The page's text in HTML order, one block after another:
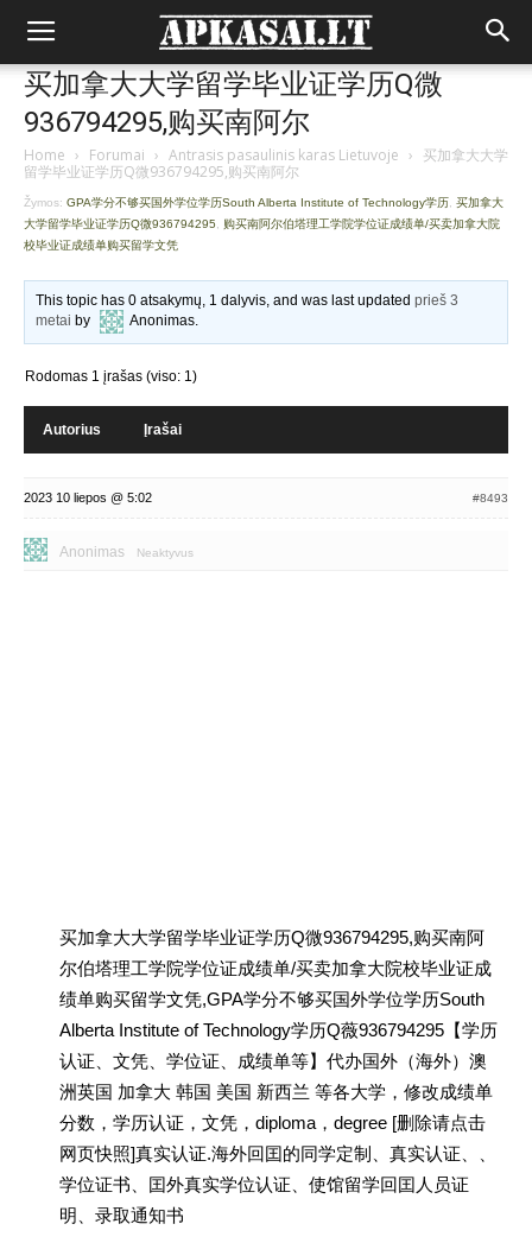
买加拿大大学留学毕业证学历Q微
936794295,购买南阿尔
Home › Forumai › Antrasis pasaulinis karas Lietuvoje › 买加拿大大学
留学毕业证学历Q微936794295,购买南阿尔
Žymos: GPA学分不够买国外学位学历South Alberta Institute of Technology学历 买加拿大
大学留学毕业证学历Q微936794295
购买南阿尔伯塔理工学院学位证成绩单/买卖加拿大院
校毕业证成绩单购买留学文凭
This topic has 0 atsakymų, 1 dalyvis, and was last updatedprieš 3
metai by Anonimas.
Rodomas 1 įrašas (viso: 1)
Autorius Įrašai
2023 10 liepos @ 5:02 #8493
Anonimas Neaktyvus
买加拿大大学留学毕业证学历Q微936794295,购买南阿
尔伯塔理工学院学位证成绩单/买卖加拿大院校毕业证成
绩单购买留学文凭,GPA学分不够买国外学位学历South
Alberta Institute of Technology学历Q薇936794295【学历
认证、文凭、学位证、成绩单等】代办国外（海外）澳
洲英国 加拿大 韩国 美国 新西兰 等各大学，修改成绩单
分数，学历认证，文凭，diploma，degree [删除请点击
网页快照]真实认证.海外回囯的同学定制、真实认证、、
学位证书、囯外真实学位认证、使馆留学回囯人员证
明、录取通知书